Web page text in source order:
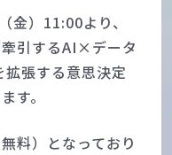
金）11:00より、
引するAI×データ
張する意思決定
す。
料）となっており